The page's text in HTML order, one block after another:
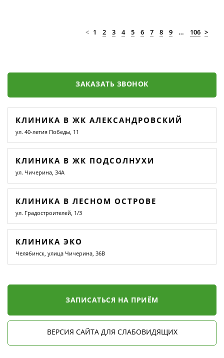
< 1 2 3 4 5 6 7 8 9 … 106 >
ЗАКАЗАТЬ ЗВОНОК
КЛИНИКА В ЖК АЛЕКСАНДРОВСКИЙ
ул. 40-летия Победы, 11
КЛИНИКА В ЖК ПОДСОЛНУХИ
ул. Чичерина, 34А
КЛИНИКА В ЛЕСНОМ ОСТРОВЕ
ул. Градостроителей, 1/3
КЛИНИКА ЭКО
Челябинск, улица Чичерина, 36В
ЗАПИСАТЬСЯ НА ПРИЁМ
ВЕРСИЯ САЙТА ДЛЯ СЛАБОВИДЯЩИХ